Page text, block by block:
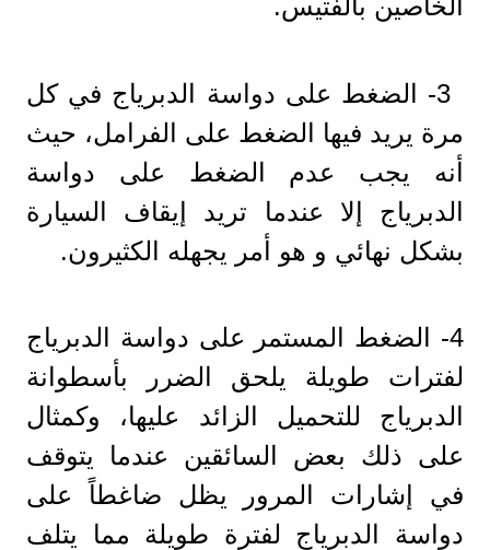
الخاصين بالفتيس.
3- الضغط على دواسة الدبرياج في كل
مرة يريد فيها الضغط على الفرامل، حيث
أنه يجب عدم الضغط على دواسة
الدبرياج إلا عندما تريد إيقاف السيارة
بشكل نهائي و هو أمر يجهله الكثيرون.
4- الضغط المستمر على دواسة الدبرياج
لفترات طويلة يلحق الضرر بأسطوانة
الدبرياج للتحميل الزائد عليها، وكمثال
على ذلك بعض السائقين عندما يتوقف
في إشارات المرور يظل ضاغطاً على
دواسة الدبرياج لفترة طويلة مما يتلف